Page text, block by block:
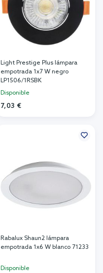
Light Prestige Plus lámpara
empotrada 1x7 W negro
LP1506/1RSBK
Disponible
7,03 €
Rabalux Shaun2 lámpara
empotrada 1x6 W blanco 71233
Disponible